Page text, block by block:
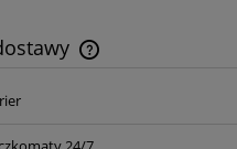
Cena nie zawiera